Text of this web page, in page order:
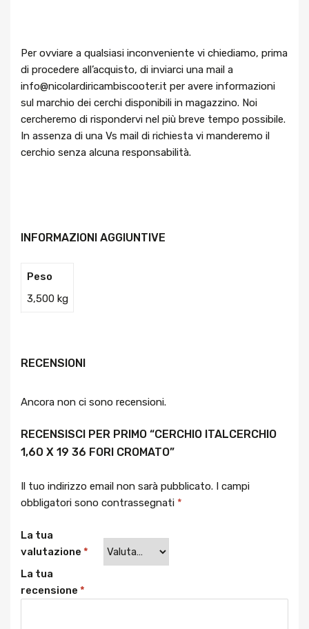
Per ovviare a qualsiasi inconveniente vi chiediamo, prima
di procedere all’acquisto, di inviarci una mail a
info@nicolardiricambiscooter.it per avere informazioni
sul marchio dei cerchi disponibili in magazzino. Noi
cercheremo di rispondervi nel più breve tempo possibile.
In assenza di una Vs mail di richiesta vi manderemo il
cerchio senza alcuna responsabilità.
INFORMAZIONI AGGIUNTIVE
Peso
3,500 kg
RECENSIONI
Ancora non ci sono recensioni.
RECENSISCI PER PRIMO “CERCHIO ITALCERCHIO
1,60 X 19 36 FORI CROMATO”
Il tuo indirizzo email non sarà pubblicato.
I campi
obbligatori sono contrassegnati *
La tua
valutazione *
La tua
recensione *